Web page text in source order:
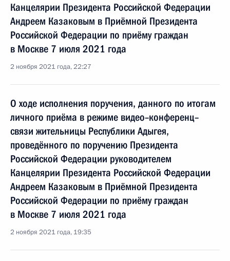
Канцелярии Президента Российской Федерации
Андреем Казаковым в Приёмной Президента
Российской Федерации по приёму граждан
в Москве 7 июля 2021 года
2 ноября 2021 года, 22:27
О ходе исполнения поручения, данного по итогам
личного приёма в режиме видео–конференц–
связи жительницы Республики Адыгея,
проведённого по поручению Президента
Российской Федерации руководителем
Канцелярии Президента Российской Федерации
Андреем Казаковым в Приёмной Президента
Российской Федерации по приёму граждан
в Москве 7 июля 2021 года
2 ноября 2021 года, 19:35